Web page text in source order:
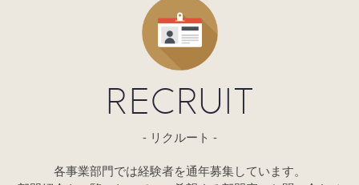
RECRUIT
リクルート
各事業部門では経験者を通年募集しています。